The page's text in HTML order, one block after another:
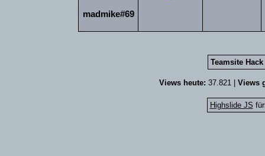
madmike#69
Teamsite
Views heute: 37.821 | Views
Highslide JS